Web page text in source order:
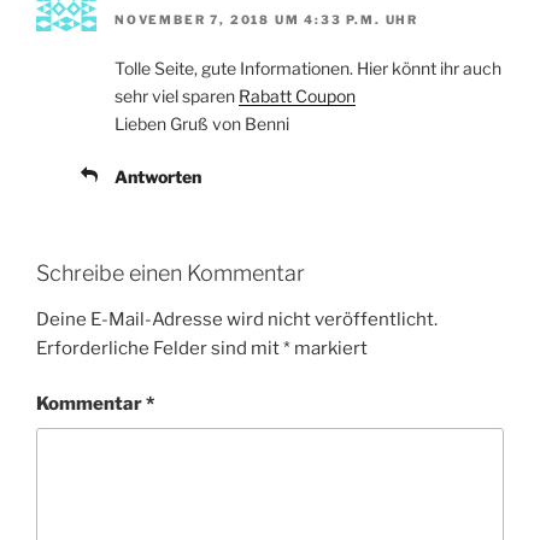
NOVEMBER 7, 2018 UM 4:33 P.M. UHR
Tolle Seite, gute Informationen. Hier könnt ihr auch
sehr viel sparen Rabatt Coupon
Lieben Gruß von Benni
Antworten
Schreibe einen Kommentar
Deine E-Mail-Adresse wird nicht veröffentlicht.
Erforderliche Felder sind mit* markiert
Kommentar*